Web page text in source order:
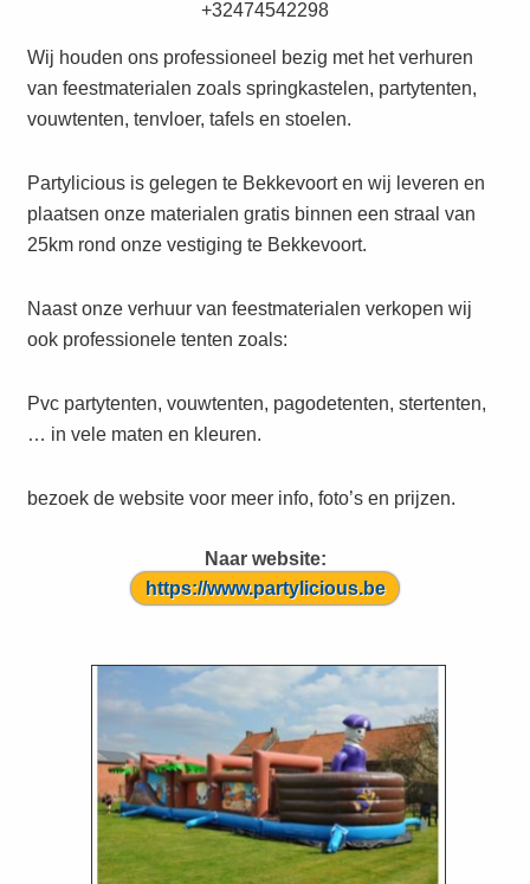
+32474542298
Wij houden ons professioneel bezig met het verhuren
van feestmaterialen zoals springkastelen, partytenten,
vouwtenten, tenvloer, tafels en stoelen.
Partylicious is gelegen te Bekkevoort en wij leveren en
plaatsen onze materialen gratis binnen een straal van
25km rond onze vestiging te Bekkevoort.
Naast onze verhuur van feestmaterialen verkopen wij
ook professionele tenten zoals:
Pvc partytenten, vouwtenten, pagodetenten, stertenten,
… in vele maten en kleuren.
bezoek de website voor meer info, foto’s en prijzen.
Naar website:
https://www.partylicious.be